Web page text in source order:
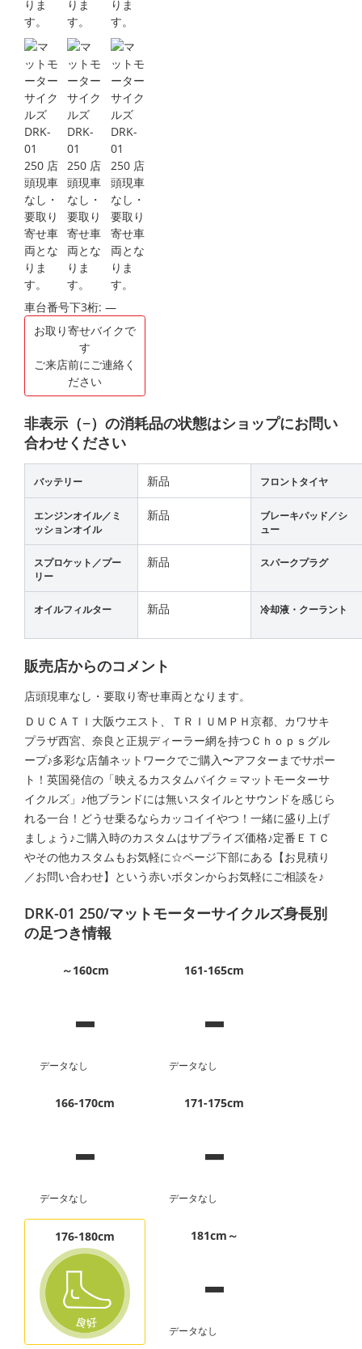
車台番号下3桁: ―
お取り寄せバイクで
す
ご来店前にご連絡く
ださい
非表示（−）の消耗品の状態はショップにお問い
合わせください
バッテリー 新品 フロントタイヤ
エンジンオイル／ミ
ッションオイル
新品
ブレーキパッド／シ
ュー
スプロケット／プー
リー
新品 スパークプラグ
オイルフィルター 新品 冷却液・クーラント
販売店からのコメント
店頭現車なし・要取り寄せ車両となります。
ＤＵＣＡＴＩ大阪ウエスト、ＴＲＩＵＭＰＨ京都、カワサキ
プラザ西宮、奈良と正規ディーラー網を持つＣｈｏｐｓグル
ープ♪多彩な店舗ネットワークでご購入〜アフターまでサポー
ト！英国発信の「映えるカスタムバイク＝マットモーターサ
イクルズ」♪他ブランドには無いスタイルとサウンドを感じら
れる一台！どうせ乗るならカッコイイやつ！一緒に盛り上げ
ましょう♪ご購入時のカスタムはサプライズ価格♪定番ＥＴＣ
やその他カスタムもお気軽に☆ページ下部にある【お見積り
／お問い合わせ】という赤いボタンからお気軽にご相談を♪
DRK-01 250/マットモーターサイクルズ身長別
の足つき情報
～160cm
-
データなし
161-165cm
-
データなし
166-170cm
-
データなし
171-175cm
-
データなし
176-180cm 181cm～
-
データなし